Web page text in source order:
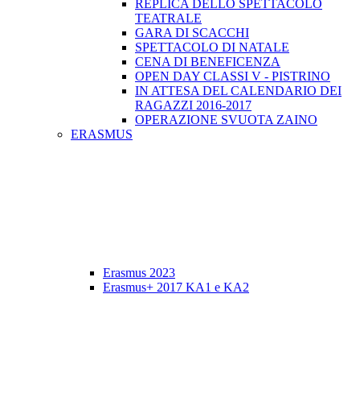
REPLICA DELLO SPETTACOLO
TEATRALE
GARA DI SCACCHI
SPETTACOLO DI NATALE
CENA DI BENEFICENZA
OPEN DAY CLASSI V - PISTRINO
IN ATTESA DEL CALENDARIO DEI
RAGAZZI 2016-2017
OPERAZIONE SVUOTA ZAINO
ERASMUS
Erasmus 2023
Erasmus+ 2017 KA1 e KA2